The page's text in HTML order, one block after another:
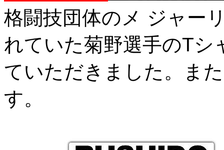
格闘技団体のメ ジャー
れていた菊野選手のTシ
ていただきました。ま
す。